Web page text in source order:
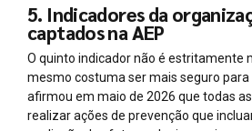
5. Indicadores da
captados na AEP
O quinto indicador não é estritamente
mesmo costuma ser mais seguro para
afirmou em maio de 2026 que todas
realizar ações de prevenção que